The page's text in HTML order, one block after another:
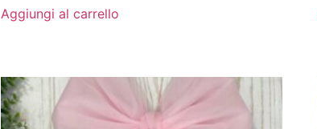
Aggiungi al carrello